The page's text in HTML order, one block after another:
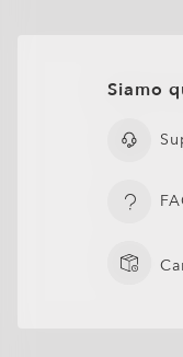
Siamo